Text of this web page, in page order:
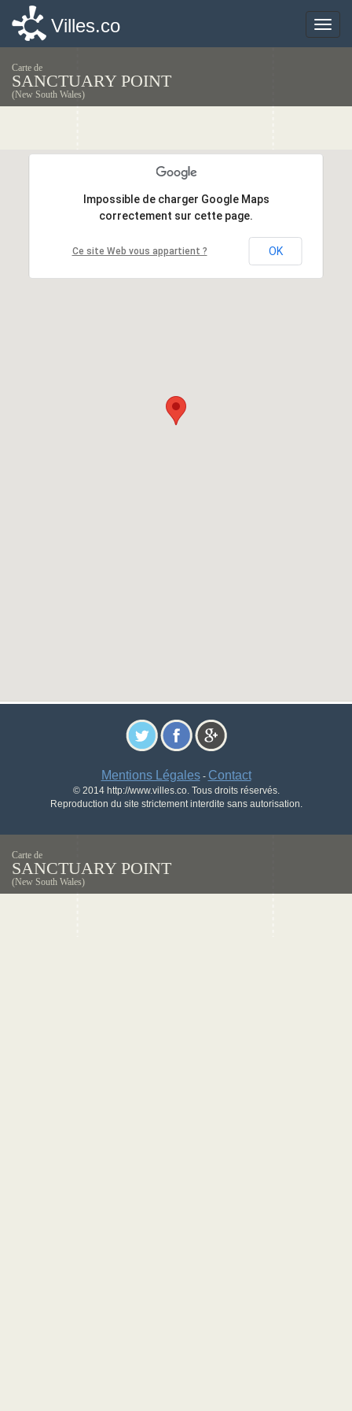
Toggle
Villes.co
Carte de
SANCTUARY POINT
(New South Wales)
Impossible de charger Google Maps
correctement sur cette page.
Ce site Web vous appartient ? OK
Impossible de charger Google Maps
correctement sur cette page.
Ce site Web vous appartient ? OK
Mentions Légales- Contact
© 2014 http://www.villes.co. Tous droits réservés.
Reproduction du site strictement interdite sans autorisation.
Toggle
Villes.co
Carte de
SANCTUARY POINT
(New South Wales)